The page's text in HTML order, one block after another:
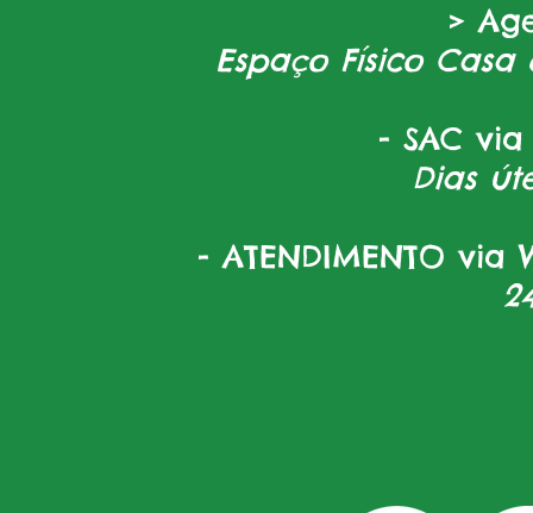
>
Espaço Físico Casa
- SAC via
Dias
- ATENDIMENTO via